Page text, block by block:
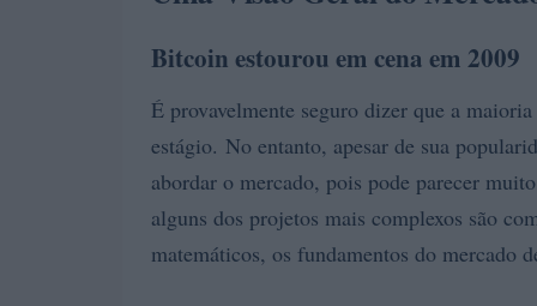
Bitcoin estourou em cena em 2009
É provavelmente seguro dizer que a
estágio. No entanto, apesar de sua
abordar o mercado, pois pode parecer
alguns dos projetos mais complexos são
matemáticos, os fundamentos do mercado